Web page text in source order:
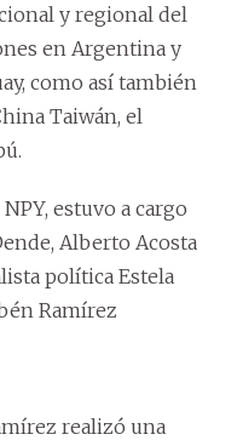
y regional del
en Argentina y
como así también
Taiwán, el
estuvo a cargo
Alberto Acosta
política Estela
Ramírez
realizó una